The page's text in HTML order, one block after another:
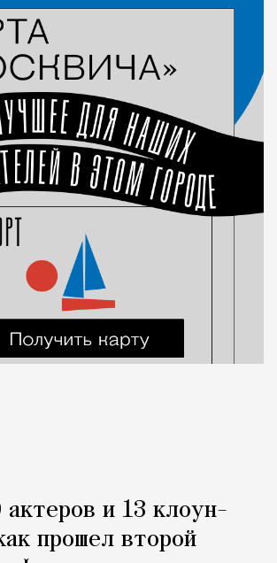
актеров и 13 клоун-
прошел второй